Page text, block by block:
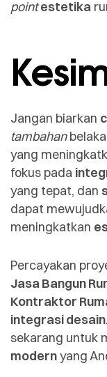
point estetika
Jangan biarkan
tambahan
yang
fokus pada
yang tepat, dan
dapat
meningkatkan
Percayakan
Jasa Bangun
Kontraktor
integrasi desain
sekarang untuk
modernyang